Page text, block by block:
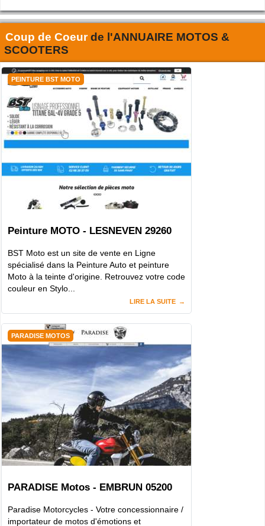
Coup de Coeurde l'ANNUAIRE MOTOS &
SCOOTERS
PEINTURE BST MOTO
Peinture MOTO - LESNEVEN 29260
BST Moto est un site de vente en Ligne
spécialisé dans la Peinture Auto et peinture
Moto à la teinte d'origine. Retrouvez votre code
couleur en Stylo...
LIRE LA SUITE
PARADISE MOTOS
PARADISE Motos - EMBRUN 05200
Paradise Motorcycles - Votre concessionnaire /
importateur de motos d'émotions et